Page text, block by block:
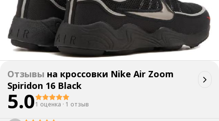
Отзывы на кроссовки Nike Air Zoom
Spiridon 16 Black
5.01 оценка · 1 отзыв